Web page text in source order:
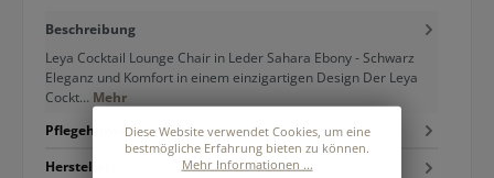
Beschreibung
Leya Cocktail Lounge Chair in Leder Sahara Ebony - Schwarz
Eleganz und Komfort in einem einzigartigen Design Der Leya
Cockt… Mehr
Pflegehinweise
Hersteller
Diese Website verwendet Cookies, um eine
bestmögliche Erfahrung bieten zu können.
Mehr Informationen ...